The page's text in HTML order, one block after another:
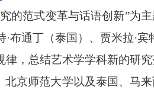
的范式变革与话语创新”为
通丁（泰国）、贾米拉·宾
律，总结艺术学学科新的研
京师范大学以及泰国、马